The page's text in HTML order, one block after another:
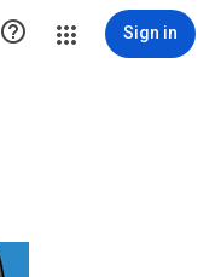
 Sign in